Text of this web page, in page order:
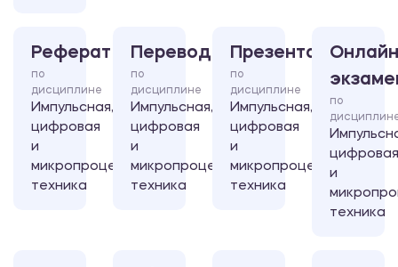
Реферат
по
дисциплине
Импульсная,
цифровая
и
микропроцессорная
техника
Перевод
по
дисциплине
Импульсная,
цифровая
и
микропроцессорная
техника
Презентация
по
дисциплине
Импульсная,
цифровая
и
микропроцессорная
техника
по
цифровая
и
техника